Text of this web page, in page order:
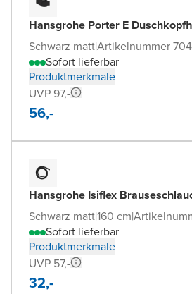
Hansgrohe Porter E
Schwarz matt|Artikelnummer
Sofort lieferbar
Produktmerkmale
UVP 97,-
56,-
Hansgrohe Isiflex
Schwarz matt|160 cm|
Sofort lieferbar
Produktmerkmale
UVP 57,-
32,-